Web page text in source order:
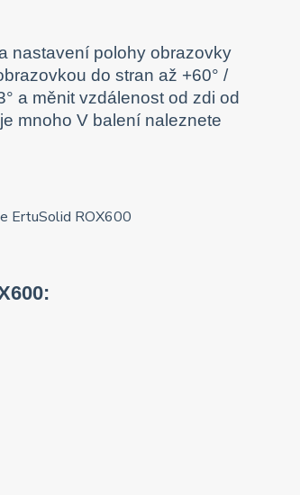
nastavení polohy obrazovky
do stran až +60° /
a měnit vzdálenost od zdi od
mnoho V balení naleznete